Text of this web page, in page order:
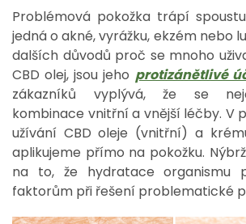
Problémová pokožka trápí
jedná o akné, vyrážku, ekzém nebo
dalších důvodů proč se mnoho
CBD olej, jsou jeho protizánětlivé
zákazníků vyplývá, že se
kombinace vnitřní a vnější léčby. V
užívání CBD oleje (vnitřní) a
aplikujeme přímo na pokožku.
na to, že hydratace organismu
faktorům při řešení problematické